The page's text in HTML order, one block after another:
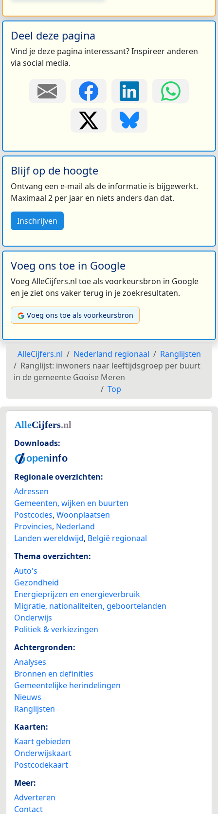
Deel deze pagina
Vind je deze pagina interessant? Inspireer anderen
via social media.
Blijf op de hoogte
Ontvang een e-mail als de informatie is bijgewerkt.
Maximaal 2 per jaar en niets anders dan dat.
Inschrijven
Voeg ons toe in Google
Voeg AlleCijfers.nl toe als voorkeursbron in Google
en je ziet ons vaker terug in je zoekresultaten.
Voeg ons toe als voorkeursbron
AlleCijfers.nl Nederland regionaal
Ranglijsten
Ranglijst: inwoners naar leeftijdsgroep per buurt
in de gemeente Gooise Meren
Top
Downloads:
Regionale overzichten:
Adressen
Gemeenten, wijken en buurten
Postcodes, Woonplaatsen
Provincies, Nederland
Landen wereldwijd, België regionaal
Thema overzichten:
Auto's
Gezondheid
Energieprijzen en energieverbruik
Migratie, nationaliteiten, geboortelanden
Onderwijs
Politiek & verkiezingen
Achtergronden:
Analyses
Bronnen en definities
Gemeentelijke herindelingen
Nieuws
Ranglijsten
Kaarten:
Kaart gebieden
Onderwijskaart
Postcodekaart
Meer:
Adverteren
Contact